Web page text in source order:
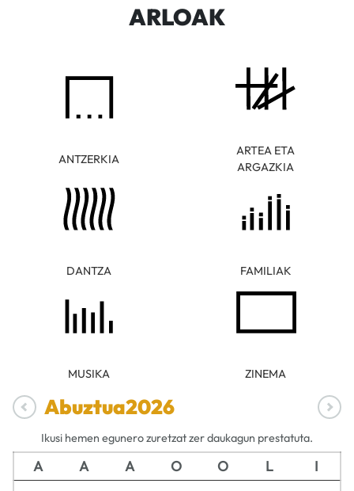
ARLOAK
ANTZERKIA
ARTEA ETA
ARGAZKIA
DANTZA FAMILIAK
MUSIKA ZINEMA
Abuztua2026
Ikusi hemen egunero zuretzat zer daukagun prestatuta.
A A A O O L I